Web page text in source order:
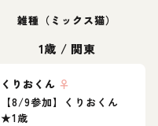
雑種（ミックス猫）
1歳 / 関東
くりおくん ♀
【8/9参加】くりおくん
★1歳